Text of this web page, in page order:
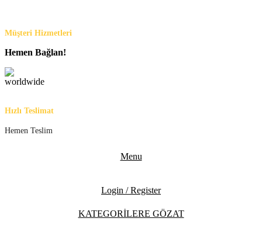
Müşteri Hizmetleri
Hemen Bağlan!
Hızlı Teslimat
Hemen Teslim
Menu
Login / Register
KATEGORİLERE GÖZAT